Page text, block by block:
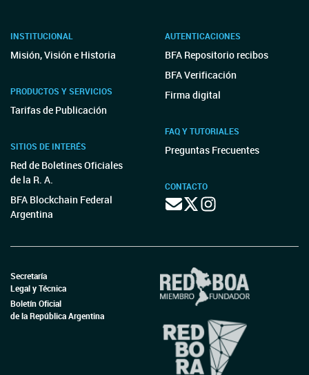
INSTITUCIONAL
Misión, Visión e Historia
PRODUCTOS Y SERVICIOS
Tarifas de Publicación
SITIOS DE INTERÉS
Red de Boletines Oficiales
de la R. A.
BFA Blockchain Federal
Argentina
AUTENTICACIONES
BFA Repositorio recibos
BFA Verificación
Firma digital
FAQ Y TUTORIALES
Preguntas Frecuentes
CONTACTO
Secretaría
Legal y Técnica
Boletín Oficial
de la República Argentina